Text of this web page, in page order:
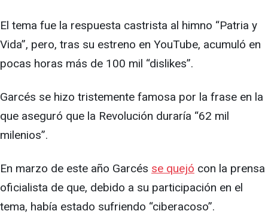
El tema fue la respuesta castrista al himno “Patria y
Vida”, pero, tras su estreno en YouTube, acumuló en
pocas horas más de 100 mil “dislikes”.
Garcés se hizo tristemente famosa por la frase en la
que aseguró que la Revolución duraría “62 mil
milenios”.
En marzo de este año Garcés se quejó con la prensa
oficialista de que, debido a su participación en el
tema, había estado sufriendo “ciberacoso”.